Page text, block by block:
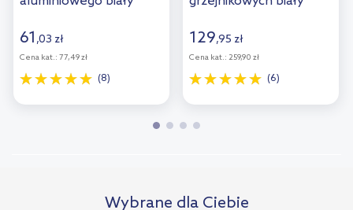
61 ,03 zł
Cena kat.: 77,49 zł
(8)
129,95 zł
Cena kat.: 259,90 zł
(6)
Wybrane dla Ciebie